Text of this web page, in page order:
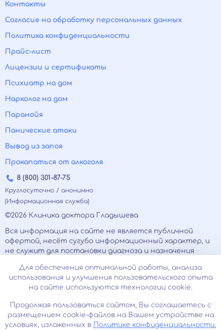
Контакты
Согласие на обработку персональных данных
Политика конфиденциальности
Прайс-лист
Лицензии и сертификаты
Психиатр на дом
Нарколог на дом
Паранойя
Панические атаки
Вывод из запоя
Прокапаться от алкоголя
8 (800) 301-87-75
Круглосуточно / анонимно
(Информационная служба)
©2026 Клиника доктора Гладышева
Вся информация на сайте не является публичной
офертой, несёт сугубо информационный характер, и
не служит для постановки диагноза и назначения
Есть противопоказания, необходимо
проконсультироваться с врачом. Консультационные
услуги, оказываемые по телефону, мессенджерам и в
соцсетях носят исключительно информационный
характер и не являются медицинскими услугами.
Оставаясь на сайте вы соглашаетесь на
Для обеспечения оптимальной работы, анализа
использования и улучшения пользовательского опыта
на сайте используются технологии cookie.
Продолжая пользоваться сайтом, Вы соглашаетесь с
размещением cookie-файлов на Вашем устройстве на
условиях, изложенных в
Политике конфиденциальности.